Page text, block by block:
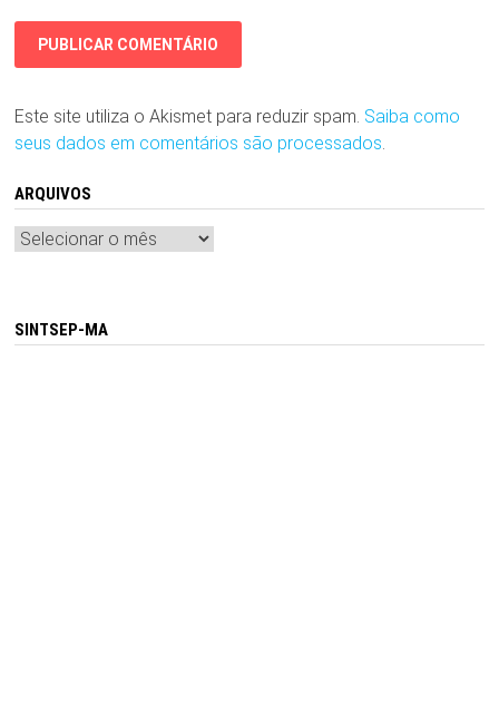
Este site utiliza o Akismet para reduzir spam. Saiba como
seus dados em comentários são processados.
ARQUIVOS
Arquivos
SINTSEP-MA